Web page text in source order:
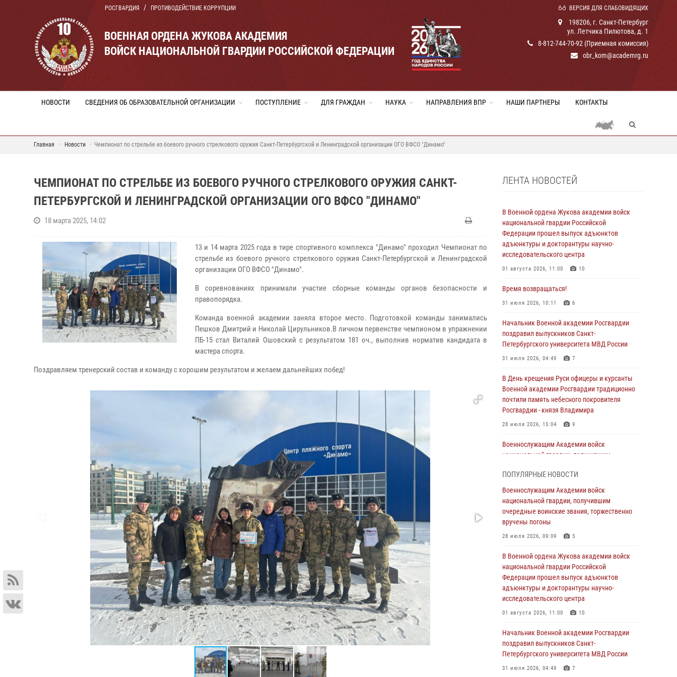
РОСГВАРДИЯ ПРОТИВОДЕЙСТВИЕ КОРРУПЦИИ ВЕРСИЯ ДЛЯ СЛАБОВИДЯЩИХ
ВОЕННАЯ ОРДЕНА ЖУКОВА АКАДЕМИЯ
ВОЙСК НАЦИОНАЛЬНОЙ ГВАРДИИ РОССИЙСКОЙ ФЕДЕРАЦИИ
198206, г. Санкт-Петербург
ул. Летчика Пилютова, д. 1
8-812-744-70-92 (Приемная комиссия)
obr_kom@academrg.ru
НОВОСТИ СВЕДЕНИЯ ОБ ОБРАЗОВАТЕЛЬНОЙ ОРГАНИЗАЦИИ ПОСТУПЛЕНИЕ ДЛЯ ГРАЖДАН НАУКА НАПРАВЛЕНИЯ ВПР НАШИ ПАРТНЕРЫ КОНТАКТЫ
Главная Новости Чемпионат по стрельбе из боевого ручного стрелкового оружия Санкт-Петербургской и Ленинградской организации ОГО ВФСО "Динамо"
ЧЕМПИОНАТ ПО СТРЕЛЬБЕ ИЗ БОЕВОГО РУЧНОГО СТРЕЛКОВОГО ОРУЖИЯ САНКТ-
ПЕТЕРБУРГСКОЙ И ЛЕНИНГРАДСКОЙ ОРГАНИЗАЦИИ ОГО ВФСО "ДИНАМО"
18 марта 2025, 14:02
13 и 14 марта 2025 года в тире спортивного комплекса "Динамо" проходил Чемпионат по
стрельбе из боевого ручного стрелкового оружия Санкт-Петербургской и Ленинградской
организации ОГО ВФСО "Динамо".
В соревнованиях принимали участие сборные команды органов безопасности и
правопорядка.
Команда военной академии заняла второе место. Подготовкой команды занимались
Пешков Дмитрий и Николай Цирульников.В личном первенстве чемпионом в упражнении
ПБ-15 стал Виталий Ошовский с результатом 181 оч., выполнив норматив кандидата в
мастера спорта.
Поздравляем тренерский состав и команду с хорошим результатом и желаем дальнейших побед!
ЛЕНТА НОВОСТЕЙ
В Военной ордена Жукова академии войск
национальной гвардии Российской
Федерации прошел выпуск адъюнктов
адъюнктуры и докторантуры научно-
исследовательского центра
01 августа 2026, 11:00 10
Время возвращаться!
31 июля 2026, 10:11 6
Начальник Военной академии Росгвардии
поздравил выпускников Санкт-
Петербургского университета МВД России
31 июля 2026, 04:49 7
В День крещения Руси офицеры и курсанты
Военной академии Росгвардии традиционно
почтили память небесного покровителя
Росгвардии - князя Владимира
28 июля 2026, 15:04 9
Военнослужащим Академии войск
национальной гвардии, получившим
вручены погоны
28 июля 2026, 09:09 5
В Военной академии Росгвардии оглашены
итоги абитуриентских сборов 2026 года
27 июля 2026, 14:49 7
Военная академия информирует!
23 июля 2026, 04:51
Курсант Военной академии войск
национальной гвардии принял участие в
профориентационной встрече в Иверском
22 июля 2026, 09:41 6
Мастер‑класс по стрельбе: точность, тактика,
профессионализм
ПОПУЛЯРНЫЕ НОВОСТИ
Военнослужащим Академии войск
национальной гвардии, получившим
очередные воинские звания, торжественно
вручены погоны
28 июля 2026, 09:09 5
В Военной ордена Жукова академии войск
национальной гвардии Российской
Федерации прошел выпуск адъюнктов
адъюнктуры и докторантуры научно-
исследовательского центра
01 августа 2026, 11:00 10
Начальник Военной академии Росгвардии
поздравил выпускников Санкт-
Петербургского университета МВД России
31 июля 2026, 04:49 7